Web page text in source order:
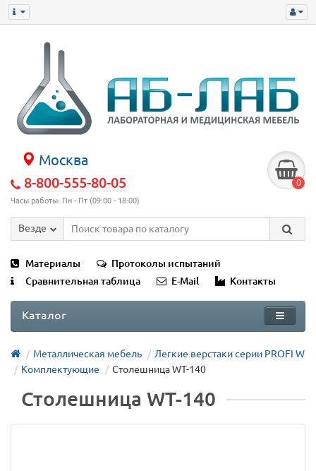
Москва
8-800-555-80-05
Часы работы: Пн - Пт (09:00 - 18:00)
0
Везде
Материалы
Протоколы испытаний
Сравнительная таблица
E-Mail Контакты
Каталог
Металлическая мебель
Легкие верстаки серии PROFI W
Комплектующие
Столешница WT-140
Столешница WT-140